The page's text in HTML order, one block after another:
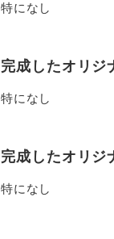
特になし
完成したオリジ
特になし
完成したオリジ
特になし